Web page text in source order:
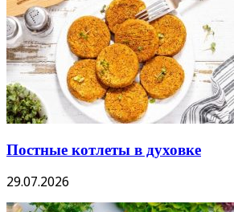
Постные котлеты в духовке
29.07.2026